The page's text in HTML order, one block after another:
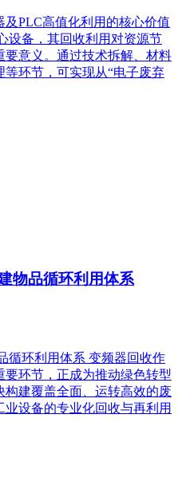
PLC高值化利用的核心价值
设备，其回收利用对资源节
意义。通过技术拆解、材料
环节，可实现从“电子废弃
物品循环利用体系
循环利用体系 变频器回收作
环节，正成为推动绿色转型
建覆盖全面、运转高效的废
设备的专业化回收与再利用